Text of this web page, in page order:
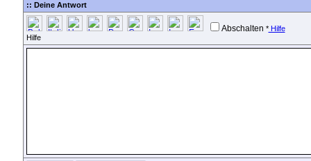
:: Deine Antwort
Abschalten *Hilfe
Hilfe